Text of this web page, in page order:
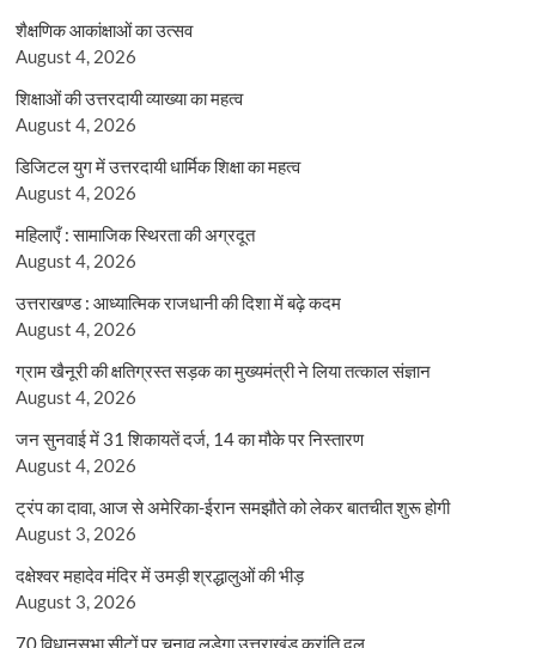
शैक्षणिक आकांक्षाओं का उत्सव
August 4, 2026
शिक्षाओं की उत्तरदायी व्याख्या का महत्व
August 4, 2026
डिजिटल युग में उत्तरदायी धार्मिक शिक्षा का महत्व
August 4, 2026
महिलाएँ : सामाजिक स्थिरता की अग्रदूत
August 4, 2026
उत्तराखण्ड : आध्यात्मिक राजधानी की दिशा में बढ़े कदम
August 4, 2026
ग्राम खैनूरी की क्षतिग्रस्त सड़क का मुख्यमंत्री ने लिया तत्काल संज्ञान
August 4, 2026
जन सुनवाई में 31 शिकायतें दर्ज, 14 का मौके पर निस्तारण
August 4, 2026
ट्रंप का दावा, आज से अमेरिका-ईरान समझौते को लेकर बातचीत शुरू होगी
August 3, 2026
दक्षेश्वर महादेव मंदिर में उमड़ी श्रद्धालुओं की भीड़
August 3, 2026
70 विधानसभा सीटों पर चुनाव लड़ेगा उत्तराखंड क्रांति दल